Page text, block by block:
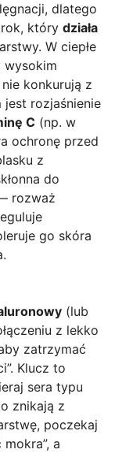
dlatego
który działa
W ciepłe
wysokim
konkurują z
jest rozjaśnienie
C (np. w
ochronę przed
z
do
rozważ
go skóra
(lub
z lekko
zatrzymać
Klucz to
sera typu
znikają z
poczekaj
a